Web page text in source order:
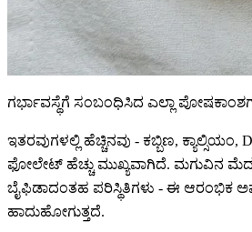
ಗರ್ಭಾವಸ್ಥೆಗೆ ಸಂಬಂಧಿಸಿದ ಎಲ್ಲಾ
ಇತರವುಗಳಲ್ಲಿ ಹೆಚ್ಚಿನವು - ಕಬ್ಬಿಣ,
ಫೋಲೇಟ್ ಹೆಚ್ಚು ಮುಖ್ಯವಾಗಿದೆ. ಮಗುವಿನ
ಬೈಫಿಡಾದಂತಹ ಪರಿಸ್ಥಿತಿಗಳು - ಈ ಆರಂಭಿಕ
ಹಾದುಹೋಗುತ್ತದೆ.